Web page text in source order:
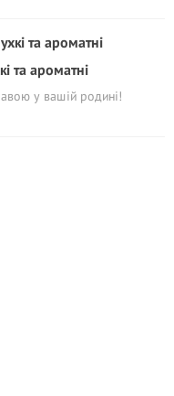
та ароматні
у вашій родині!